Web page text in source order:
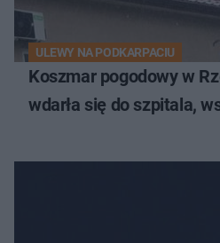
ULEWY NA PODKARPACIU
Koszmar pogodowy w
wdarła się do szpitala,